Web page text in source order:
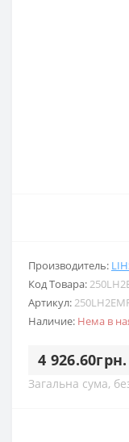
Производитель:
Код Товара:
Артикул:
Наличие: Нема в
4 926.60грн.
Загальна сума,